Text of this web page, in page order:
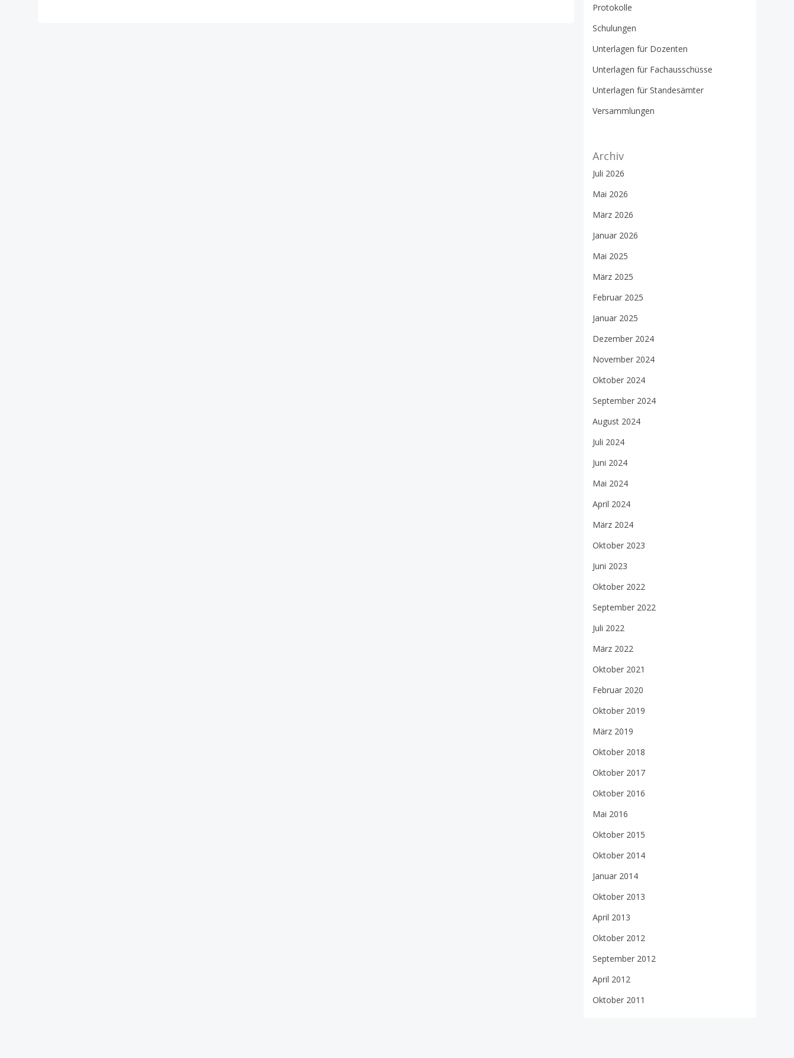
Protokolle
Schulungen
Unterlagen für Dozenten
Unterlagen für Fachausschüsse
Unterlagen für Standesämter
Versammlungen
Archiv
Juli 2026
Mai 2026
März 2026
Januar 2026
Mai 2025
März 2025
Februar 2025
Januar 2025
Dezember 2024
November 2024
Oktober 2024
September 2024
August 2024
Juli 2024
Juni 2024
Mai 2024
April 2024
März 2024
Oktober 2023
Juni 2023
Oktober 2022
September 2022
Juli 2022
März 2022
Oktober 2021
Februar 2020
Oktober 2019
März 2019
Oktober 2018
Oktober 2017
Oktober 2016
Mai 2016
Oktober 2015
Oktober 2014
Januar 2014
Oktober 2013
April 2013
Oktober 2012
September 2012
April 2012
Oktober 2011